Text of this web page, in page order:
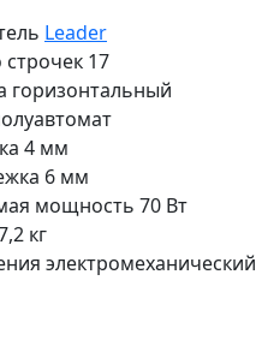
Leader
строчек 17
горизонтальный
4 мм
6 мм
мощность 70 Вт
кг
электромеханический